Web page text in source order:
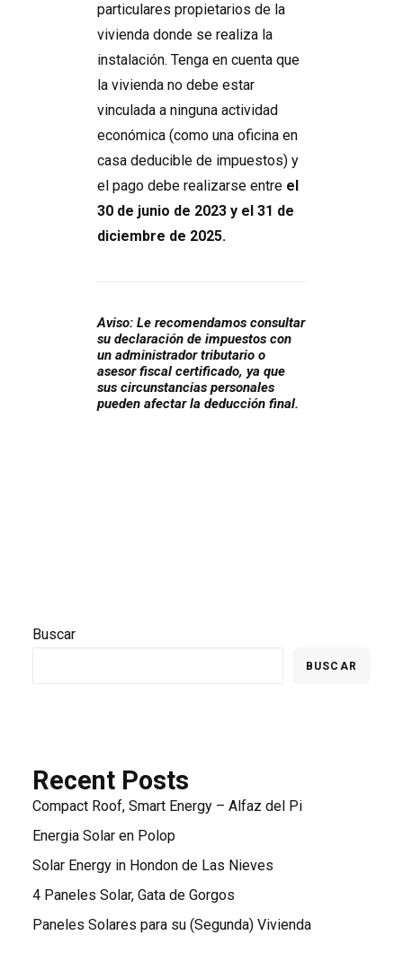
particulares propietarios de la
vivienda donde se realiza la
instalación. Tenga en cuenta que
la vivienda no debe estar
vinculada a ninguna actividad
económica (como una oficina en
casa deducible de impuestos) y
el pago debe realizarse entre el
30 de junio de 2023 y el 31 de
diciembre de 2025.
Aviso: Le recomendamos consultar
su declaración de impuestos con
un administrador tributario o
asesor fiscal certificado, ya que
sus circunstancias personales
pueden afectar la deducción final.
Buscar
BUSCAR
Recent Posts
Compact Roof, Smart Energy – Alfaz del Pi
Energia Solar en Polop
Solar Energy in Hondon de Las Nieves
4 Paneles Solar, Gata de Gorgos
Paneles Solares para su (Segunda) Vivienda